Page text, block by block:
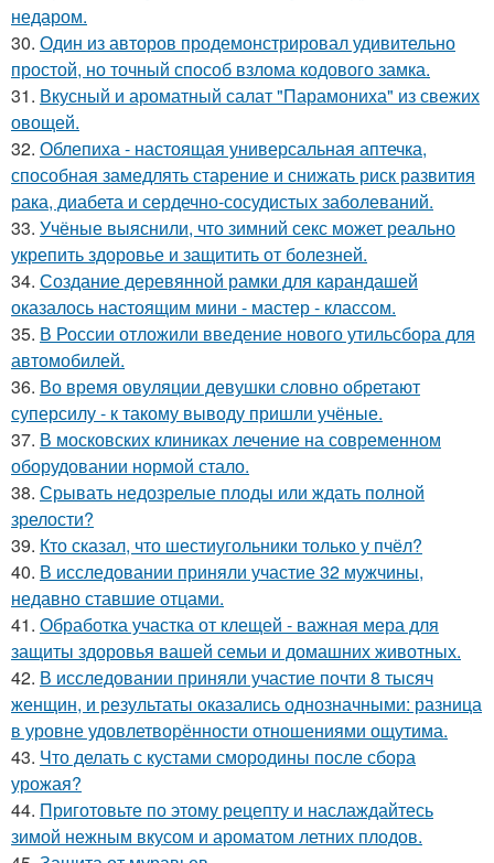
недаром.
30. Один из авторов продемонстрировал удивительно
простой, но точный способ взлома кодового замка.
31. Вкусный и ароматный салат "Парамониха" из свежих
овощей.
32. Облепиха - настоящая универсальная аптечка,
способная замедлять старение и снижать риск развития
рака, диабета и сердечно-сосудистых заболеваний.
33. Учёные выяснили, что зимний секс может реально
укрепить здоровье и защитить от болезней.
34. Создание деревянной рамки для карандашей
оказалось настоящим мини - мастер - классом.
35. В России отложили введение нового утильсбора для
автомобилей.
36. Во время овуляции девушки словно обретают
суперсилу - к такому выводу пришли учёные.
37. В московских клиниках лечение на современном
оборудовании нормой стало.
38. Срывать недозрелые плоды или ждать полной
зрелости?
39. Кто сказал, что шестиугольники только у пчёл?
40. В исследовании приняли участие 32 мужчины,
недавно ставшие отцами.
41. Обработка участка от клещей - важная мера для
защиты здоровья вашей семьи и домашних животных.
42. В исследовании приняли участие почти 8 тысяч
женщин, и результаты оказались однозначными: разница
в уровне удовлетворённости отношениями ощутима.
43. Что делать с кустами смородины после сбора
урожая?
44. Приготовьте по этому рецепту и наслаждайтесь
зимой нежным вкусом и ароматом летних плодов.